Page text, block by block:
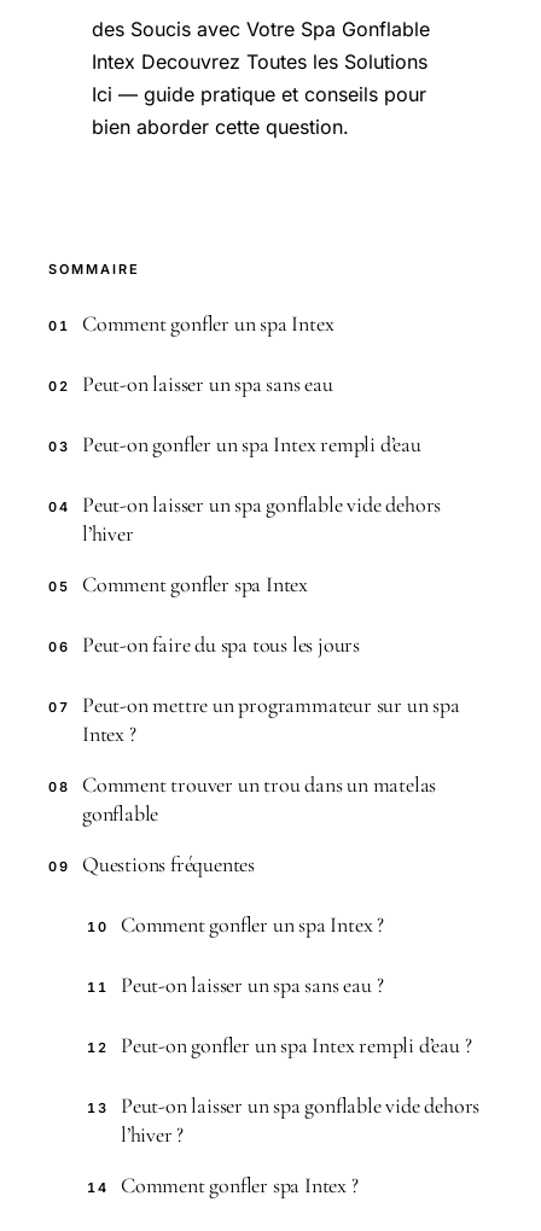
des Soucis avec Votre Spa Gonflable
Intex Decouvrez Toutes les Solutions
Ici — guide pratique et conseils pour
bien aborder cette question.
SOMMAIRE
01 Comment gonfler un spa Intex
02 Peut-on laisser un spa sans eau
03 Peut-on gonfler un spa Intex rempli d’eau
04
Peut-on laisser un spa gonflable vide dehors
l’hiver
05 Comment gonfler spa Intex
06 Peut-on faire du spa tous les jours
07
Peut-on mettre un programmateur sur un spa
Intex ?
08
Comment trouver un trou dans un matelas
gonflable
09 Questions fréquentes
10 Comment gonfler un spa Intex ?
11 Peut-on laisser un spa sans eau ?
12 Peut-on gonfler un spa Intex rempli d’eau ?
13
Peut-on laisser un spa gonflable vide dehors
l’hiver ?
14 Comment gonfler spa Intex ?